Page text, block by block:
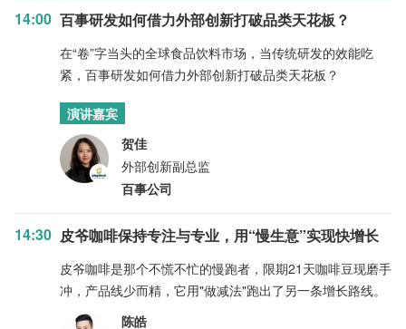
14:00 百事研发如何借力外部创新打破品类天花板？
在“卷”字当头的全球食品饮料市场，当传统研发的效能吃
紧，百事研发如何借力外部创新打破品类天花板？
演讲嘉宾
贺佳
外部创新副总监
百事公司
14:30 皮爷咖啡保持专注与专业，用“慢生意”实现快增长
皮爷咖啡是那个不慌不忙的慢跑者，限期21天咖啡豆现磨手
冲，产品线少而精，它用"做减法"跑出了另一条增长路线。
陈皓